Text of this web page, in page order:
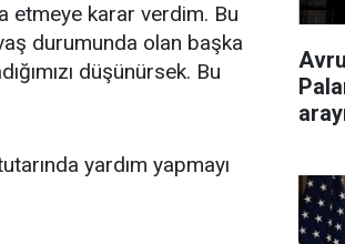
etmeye karar verdim. Bu
durumunda olan başka
düşünürsek. Bu
yardım yapmayı